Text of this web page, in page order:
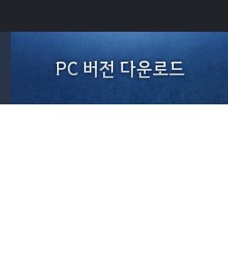
PC 버전 다운로드